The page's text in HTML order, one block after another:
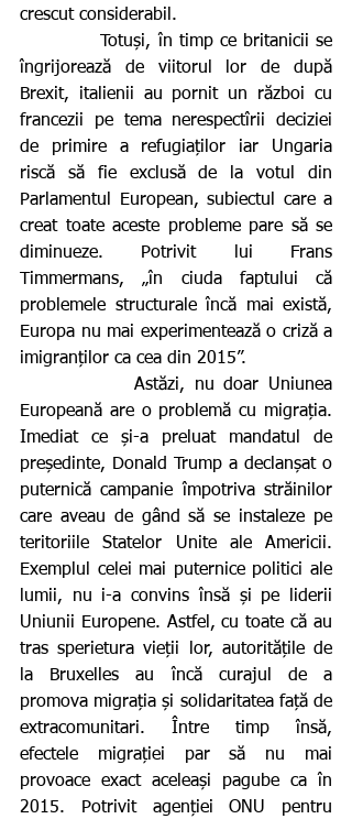
crescut considerabil.
îngrijorează de viitorul lor de după
Brexit, italienii au pornit un război cu
francezii pe tema nerespectîrii deciziei
de primire a refugiaților iar Ungaria
riscă să fie exclusă de la votul din
Parlamentul European, subiectul care a
creat toate aceste probleme pare să se
diminueze. Potrivit lui Frans
Timmermans, „în ciuda faptului că
problemele structurale încă mai există,
Europa nu mai experimentează o criză a
imigranților ca cea din 2015”.
Europeană are o problemă cu migrația.
Imediat ce și-a preluat mandatul de
președinte, Donald Trump a declanșat o
puternică campanie împotriva străinilor
care aveau de gând să se instaleze pe
teritoriile Statelor Unite ale Americii.
Exemplul celei mai puternice politici ale
lumii, nu i-a convins însă și pe liderii
Uniunii Europene. Astfel, cu toate că au
tras sperietura vieții lor, autoritățile de
la Bruxelles au încă curajul de a
promova migrația și solidaritatea față de
extracomunitari. Între timp însă,
efectele migrației par să nu mai
provoace exact aceleași pagube ca în
2015. Potrivit agenției ONU pentru